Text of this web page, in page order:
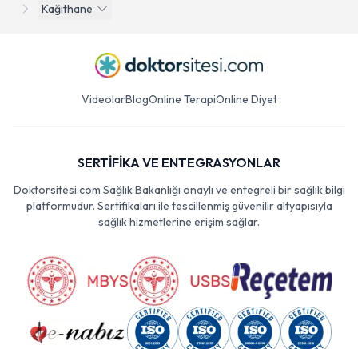
Kağıthane
VideolarBlogOnline TerapiOnline Diyet
SERTİFİKA VE ENTEGRASYONLAR
Doktorsitesi.com Sağlık Bakanlığı onaylı ve entegreli bir sağlık bilgi
platformudur. Sertifikaları ile tescillenmiş güvenilir altyapısıyla
sağlık hizmetlerine erişim sağlar.